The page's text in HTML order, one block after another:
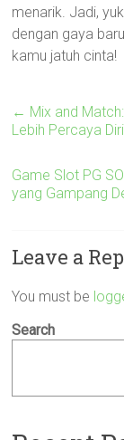
menarik. Jadi,
dengan gaya
kamu jatuh cinta!
← Mix and
Lebih Percaya Diri
Game Slot PG
yang Gampang
Leave a
You must be
Search